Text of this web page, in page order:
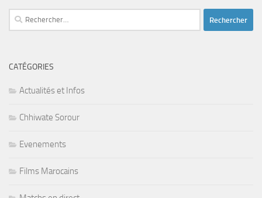
Rechercher :
CATÉGORIES
Actualités et Infos
Chhiwate Sorour
Evenements
Films Marocains